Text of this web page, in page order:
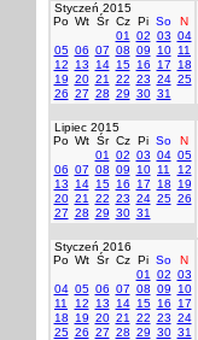
Styczeń 2015
Po Wt Śr Cz Pi So
N
01
02 03 04
05 06 07 08 09 10 11
12
13 14 15 16 17
18
19 20 21 22 23 24 25
26 27 28 29 30 31
Lipiec 2015
Po Wt Śr Cz Pi So
N
01
02 03 04 05
06 07 08 09 10 11
12
13
14 15 16 17 18
19
20 21 22 23 24 25 26
27 28 29 30 31
Styczeń 2016
Po Wt Śr Cz Pi So
N
01
02 03
04 05 06 07 08 09
10
11
12 13 14 15 16
17
18
19 20 21 22 23 24
25 26 27 28 29 30 31